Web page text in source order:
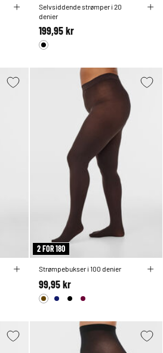
Selvsiddende strømper i 20
denier
199,95 kr
2 FOR 180
Strømpebukser i 100 denier
99,95 kr